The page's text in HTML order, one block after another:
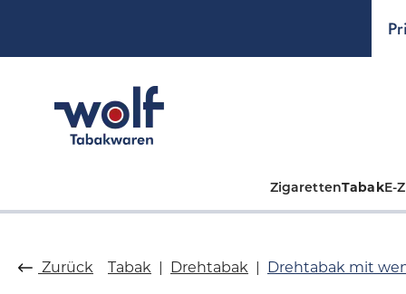
ZigarettenTabakE-
Zurück Tabak Drehtabak Drehtabak mit